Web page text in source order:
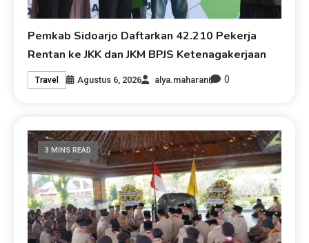
Pemkab Sidoarjo Daftarkan 42.210 Pekerja
Rentan ke JKK dan JKM BPJS Ketenagakerjaan
Travel Agustus 6, 2026 alya.maharani 0
3 MINS READ